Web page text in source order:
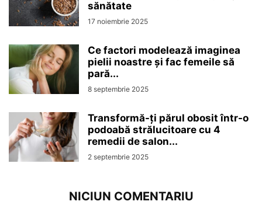
sănătate
17 noiembrie 2025
Ce factori modelează imaginea
pielii noastre și fac femeile să
pară...
8 septembrie 2025
Transformă-ți părul obosit într-o
podoabă strălucitoare cu 4
remedii de salon...
2 septembrie 2025
NICIUN COMENTARIU